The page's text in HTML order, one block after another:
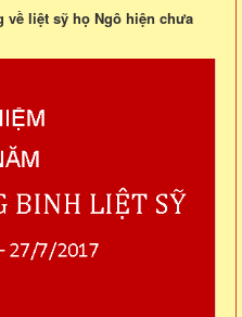
về liệt sỹ họ Ngô hiện chưa